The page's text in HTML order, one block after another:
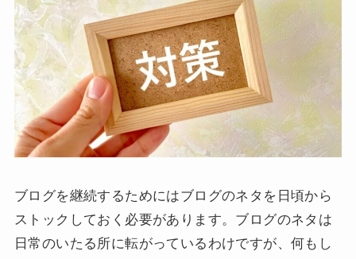
ブログを継続するためにはブログのネタを日頃から
ストックしておく必要があります。ブログのネタは
日常のいたる所に転がっているわけですが、何もし